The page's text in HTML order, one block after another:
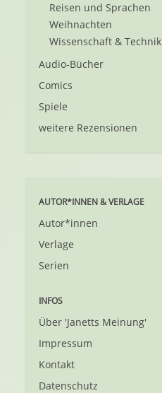
Reisen und Sprachen
Weihnachten
Wissenschaft & Technik
Audio-Bücher
Comics
Spiele
weitere Rezensionen
AUTOR*INNEN & VERLAGE
Autor*innen
Verlage
Serien
INFOS
Über 'Janetts Meinung'
Impressum
Kontakt
Datenschutz